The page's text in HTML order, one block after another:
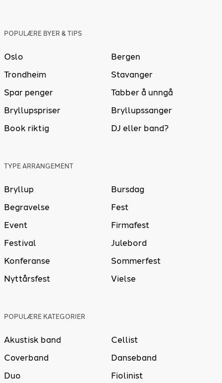
POPULÆRE BYER & TIPS
Oslo
Bergen
Trondheim
Stavanger
Spar penger
Tabber å unngå
Bryllupspriser
Bryllupssanger
Book riktig
DJ eller band?
TYPE ARRANGEMENT
Bryllup
Bursdag
Begravelse
Fest
Event
Firmafest
Festival
Julebord
Konferanse
Sommerfest
Nyttårsfest
Vielse
POPULÆRE KATEGORIER
Akustisk band
Cellist
Coverband
Danseband
Duo
Fiolinist